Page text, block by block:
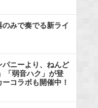
みで奏でる新ライ
ニーより、ねんど
「弱音ハク」が登
コラボも開催中！